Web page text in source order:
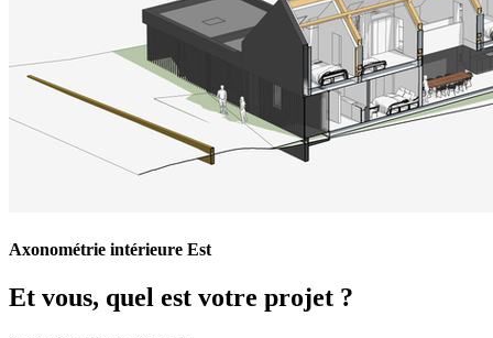
Axonométrie intérieure Est
Et vous, quel est votre projet ?